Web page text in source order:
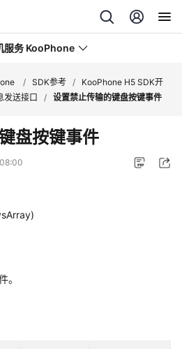
服务 KooPhone
/ SDK参考 /
KooPhone H5 SDK开
发送接口 / 设置禁止传输的键盘按键事件
盘按键事件
。